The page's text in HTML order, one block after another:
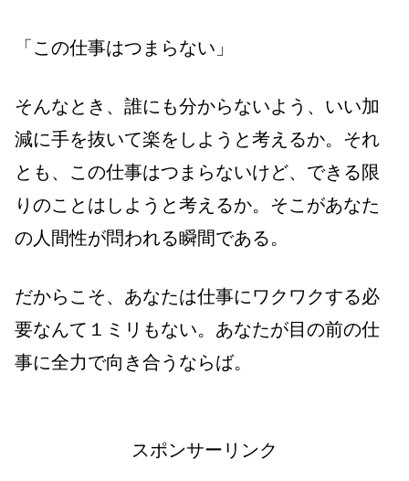
「この仕事はつまらない」
そんなとき、誰にも分からないよう、いい加
減に手を抜いて楽をしようと考えるか。それ
とも、この仕事はつまらないけど、できる限
りのことはしようと考えるか。そこがあなた
の人間性が問われる瞬間である。
だからこそ、あなたは仕事にワクワクする必
要なんて１ミリもない。あなたが目の前の仕
事に全力で向き合うならば。
スポンサーリンク